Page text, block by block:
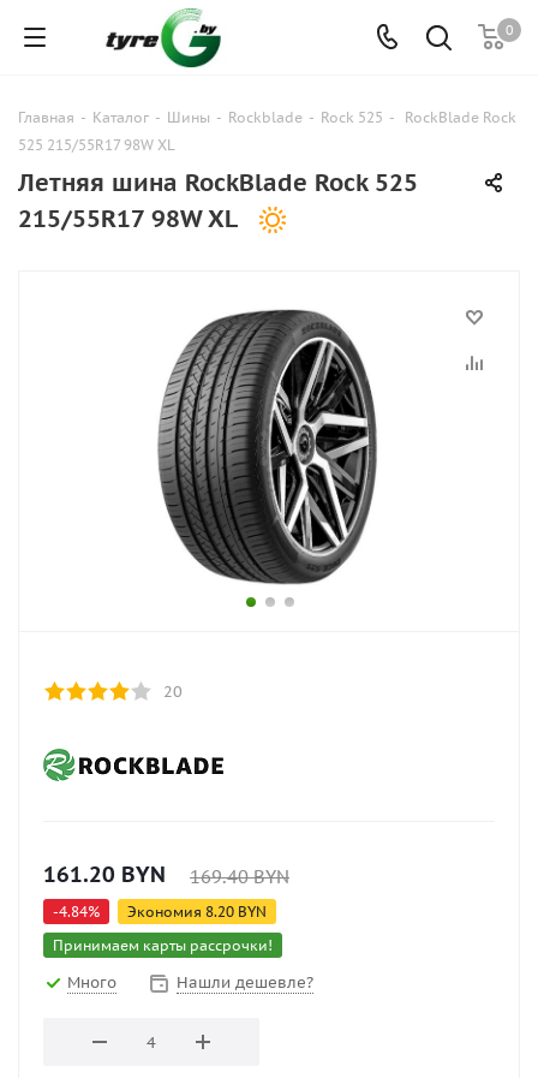
0
Главная - Каталог - Шины - Rockblade - Rock 525 -
RockBlade Rock
525 215/55R17 98W XL
Летняя шина RockBlade Rock 525
215/55R17 98W XL
20
161.20 BYN 169.40BYN
-4.84% Экономия 8.20 BYN
Принимаем карты рассрочки!
Много Нашли дешевле?